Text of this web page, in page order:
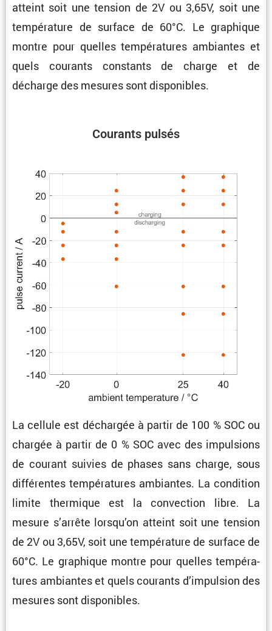
atteint soit une tension de 2V ou 3,65V, soit une
tempé­ra­ture de surface de 60°C. Le graphique
montre pour quelles tempé­ra­tures ambiantes et
quels courants constants de charge et de
décharge des mesures sont disponibles.
Courants pulsés
La cellule est déchargée à partir de 100 % SOC ou
chargée à partir de 0 % SOC avec des impul­sions
de courant suivies de phases sans charge, sous
diffé­rentes tempé­ra­tures ambiantes. La condi­tion
limite thermique est la convec­tion libre. La
mesure s’arrête lorsqu’on atteint soit une tension
de 2V ou 3,65V, soit une tempé­ra­ture de surface de
60°C. Le graphique montre pour quelles tempé­ra­
tures ambiantes et quels courants d’impul­sion des
mesures sont disponibles.